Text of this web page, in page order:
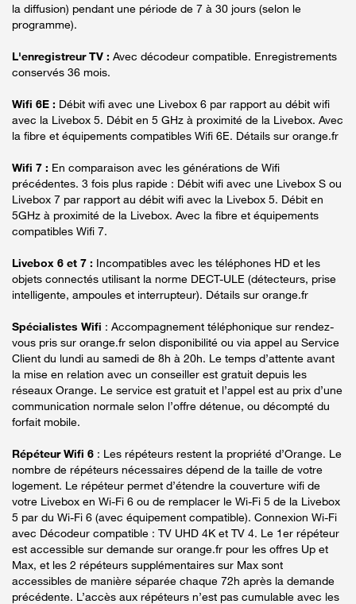
la diffusion) pendant une période de 7 à 30 jours (selon le
programme).
L'enregistreur TV : Avec décodeur compatible. Enregistrements
conservés 36 mois.
Wifi 6E : Débit wifi avec une Livebox 6 par rapport au débit wifi
avec la Livebox 5. Débit en 5 GHz à proximité de la Livebox. Avec
la fibre et équipements compatibles Wifi 6E. Détails sur orange.fr
Wifi 7 : En comparaison avec les générations de Wifi
précédentes. 3 fois plus rapide : Débit wifi avec une Livebox S ou
Livebox 7 par rapport au débit wifi avec la Livebox 5. Débit en
5GHz à proximité de la Livebox. Avec la fibre et équipements
compatibles Wifi 7.
Livebox 6 et 7 : Incompatibles avec les téléphones HD et les
objets connectés utilisant la norme DECT-ULE (détecteurs, prise
intelligente, ampoules et interrupteur). Détails sur orange.fr
Spécialistes Wifi : Accompagnement téléphonique sur rendez-
vous pris sur orange.fr selon disponibilité ou via appel au Service
Client du lundi au samedi de 8h à 20h. Le temps d’attente avant
la mise en relation avec un conseiller est gratuit depuis les
réseaux Orange. Le service est gratuit et l’appel est au prix d’une
communication normale selon l’offre détenue, ou décompté du
forfait mobile.
Répéteur Wifi 6 : Les répéteurs restent la propriété d’Orange. Le
nombre de répéteurs nécessaires dépend de la taille de votre
logement. Le répéteur permet d’étendre la couverture wifi de
votre Livebox en Wi-Fi 6 ou de remplacer le Wi-Fi 5 de la Livebox
5 par du Wi-Fi 6 (avec équipement compatible). Connexion Wi-Fi
avec Décodeur compatible : TV UHD 4K et TV 4. Le 1er répéteur
est accessible sur demande sur orange.fr pour les offres Up et
Max, et les 2 répéteurs supplémentaires sur Max sont
accessibles de manière séparée chaque 72h après la demande
précédente. L’accès aux répéteurs n’est pas cumulable avec les